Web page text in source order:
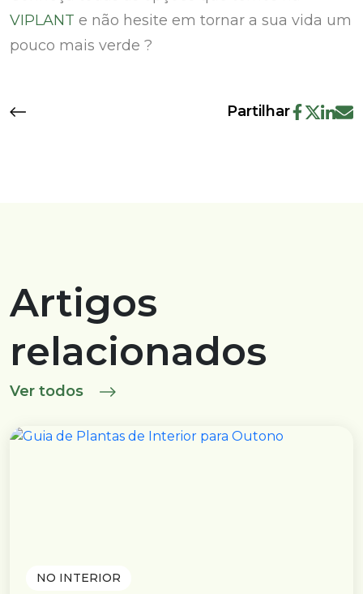
VIPLANT e não hesite em tornar a sua vida um
pouco mais verde ?
Partilhar
Artigos
relacionados
Ver todos
NO INTERIOR